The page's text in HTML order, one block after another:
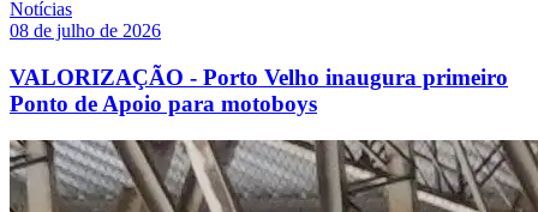
Notícias
08 de julho de 2026
VALORIZAÇÃO - Porto Velho inaugura primeiro
Ponto de Apoio para motoboys